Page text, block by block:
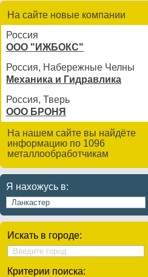
На сайте новые компании
Россия
ООО "ИЖБОКС"
Россия, Набережные Челны
Механика и Гидравлика
Россия, Тверь
ООО БРОНЯ
На нашем сайте вы найдёте
информацию по 1096
металлообработчикам
Я нахожусь в:
Искать в городе:
Критерии поиска: